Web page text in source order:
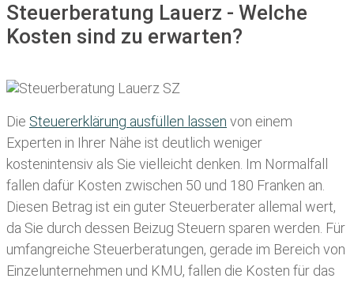
Steuerberatung Lauerz - Welche
Kosten sind zu erwarten?
Die Steuererklärung ausfüllen lassen von einem
Experten in Ihrer Nähe ist deutlich weniger
kostenintensiv als Sie vielleicht denken. Im Normalfall
fallen dafür Kosten zwischen 50 und 180 Franken an.
Diesen Betrag ist ein guter Steuerberater allemal wert,
da Sie durch dessen Beizug Steuern sparen werden. Für
umfangreiche Steuerberatungen, gerade im Bereich von
Einzelunternehmen und KMU, fallen die Kosten für das